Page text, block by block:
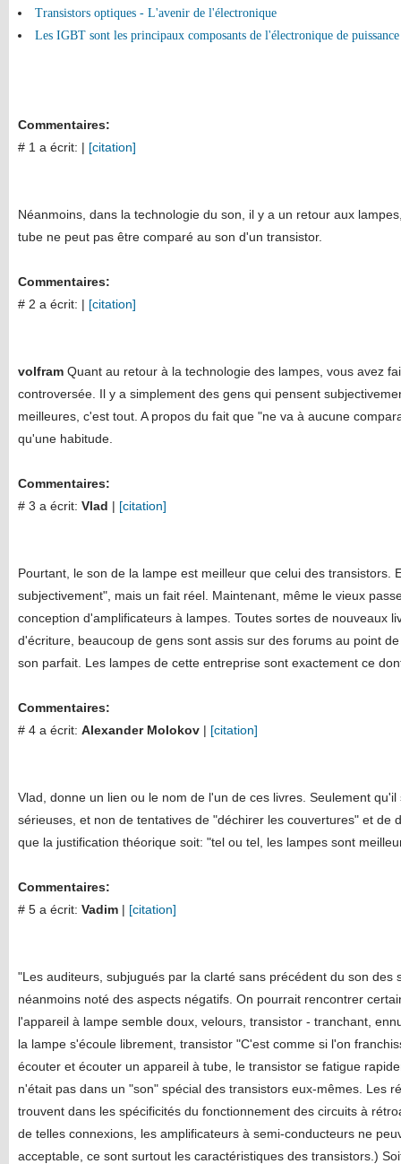
Transistors optiques - L'avenir de l'électronique
Les IGBT sont les principaux composants de l'électronique de
Commentaires:
# 1 a écrit: | [citation]
Néanmoins, dans la technologie du son, il y a un retour aux
tube ne peut pas être comparé au son d'un transistor.
Commentaires:
# 2 a écrit: | [citation]
volfram Quant au retour à la technologie des lampes, vous avez
controversée. Il y a simplement des gens qui pensent
meilleures, c'est tout. A propos du fait que "ne va à aucune
qu'une habitude.
Commentaires:
# 3 a écrit: Vlad | [citation]
Pourtant, le son de la lampe est meilleur que celui des transistors.
subjectivement", mais un fait réel. Maintenant, même le vieux
conception d'amplificateurs à lampes. Toutes sortes de nouveaux
d'écriture, beaucoup de gens sont assis sur des forums au point
son parfait. Les lampes de cette entreprise sont exactement ce
Commentaires:
# 4 a écrit: Alexander Molokov | [citation]
Vlad, donne un lien ou le nom de l'un de ces livres. Seulement
sérieuses, et non de tentatives de "déchirer les couvertures" et de
que la justification théorique soit: "tel ou tel, les lampes sont
Commentaires:
# 5 a écrit: Vadim | [citation]
"Les auditeurs, subjugués par la clarté sans précédent du son des
néanmoins noté des aspects négatifs. On pourrait rencontrer
l'appareil à lampe semble doux, velours, transistor - tranchant,
la lampe s'écoule librement, transistor "C'est comme si l'on
écouter et écouter un appareil à tube, le transistor se fatigue
n'était pas dans un "son" spécial des transistors eux-mêmes. Les
trouvent dans les spécificités du fonctionnement des circuits à
de telles connexions, les amplificateurs à semi-conducteurs ne
acceptable, ce sont surtout les caractéristiques des transistors.)